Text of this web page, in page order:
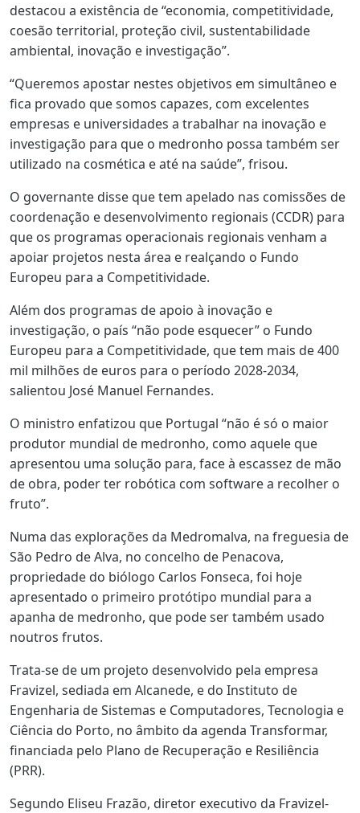
destacou a existência de “economia, competitividade,
coesão territorial, proteção civil, sustentabilidade
ambiental, inovação e investigação”.
“Queremos apostar nestes objetivos em simultâneo e
fica provado que somos capazes, com excelentes
empresas e universidades a trabalhar na inovação e
investigação para que o medronho possa também ser
utilizado na cosmética e até na saúde”, frisou.
O governante disse que tem apelado nas comissões de
coordenação e desenvolvimento regionais (CCDR) para
que os programas operacionais regionais venham a
apoiar projetos nesta área e realçando o Fundo
Europeu para a Competitividade.
Além dos programas de apoio à inovação e
investigação, o país “não pode esquecer” o Fundo
Europeu para a Competitividade, que tem mais de 400
mil milhões de euros para o período 2028-2034,
salientou José Manuel Fernandes.
O ministro enfatizou que Portugal “não é só o maior
produtor mundial de medronho, como aquele que
apresentou uma solução para, face à escassez de mão
de obra, poder ter robótica com software a recolher o
fruto”.
Numa das explorações da Medromalva, na freguesia de
São Pedro de Alva, no concelho de Penacova,
propriedade do biólogo Carlos Fonseca, foi hoje
apresentado o primeiro protótipo mundial para a
apanha de medronho, que pode ser também usado
noutros frutos.
Trata-se de um projeto desenvolvido pela empresa
Fravizel, sediada em Alcanede, e do Instituto de
Engenharia de Sistemas e Computadores, Tecnologia e
Ciência do Porto, no âmbito da agenda Transformar,
financiada pelo Plano de Recuperação e Resiliência
(PRR).
Segundo Eliseu Frazão, diretor executivo da Fravizel-